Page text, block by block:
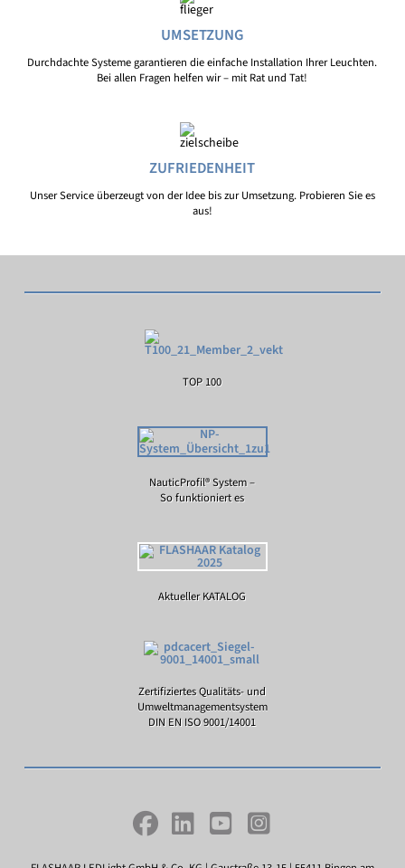
UMSETZUNG
Durchdachte Systeme garantieren die einfache Installation Ihrer Leuchten.
Bei allen Fragen helfen wir – mit Rat und Tat!
ZUFRIEDENHEIT
Unser Service überzeugt von der Idee bis zur Umsetzung. Probieren Sie es
aus!
TOP 100
NauticProfil® System –
So funktioniert es
Aktueller KATALOG
Zertifiziertes Qualitäts- und
Umweltmanagementsystem
DIN EN ISO 9001/14001